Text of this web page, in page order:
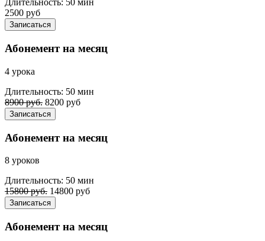
Длительность: 50 мин
2500 руб
Записаться
Абонемент на месяц
4 урока
Длительность: 50 мин
8900 руб. 8200 руб
Записаться
Абонемент на месяц
8 уроков
Длительность: 50 мин
15800 руб. 14800 руб
Записаться
Абонемент на месяц